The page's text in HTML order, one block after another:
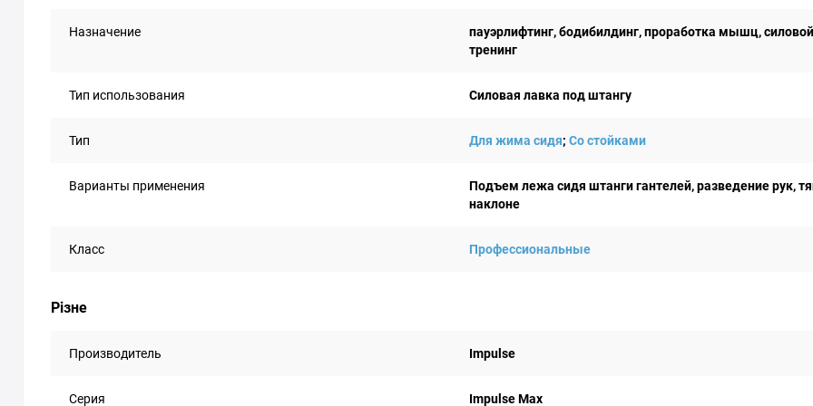
Назначение
пауэрлифтинг, бодибилдинг, проработка мышц, силовой
тренинг
Тип использования Силовая лавка под штангу
Тип Для жима сидя; Со стойками
Варианты применения
Подъем лежа сидя штанги гантелей, разведение рук,
наклоне
Класс Профессиональные
Різне
Производитель Impulse
Серия Impulse Max